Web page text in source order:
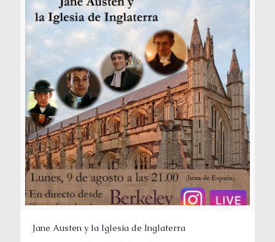
Jane Austen y la Iglesia de Inglaterra